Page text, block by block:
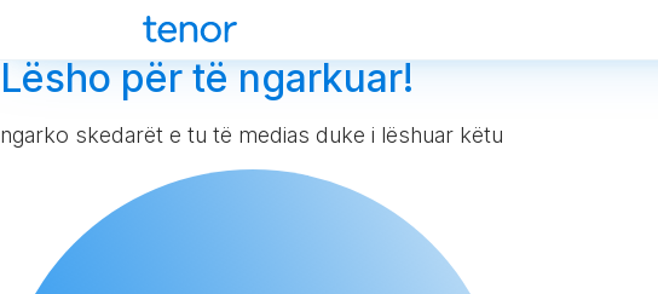
Lësho për të ngarkuar!
ngarko skedarët e tu të medias duke i lëshuar këtu